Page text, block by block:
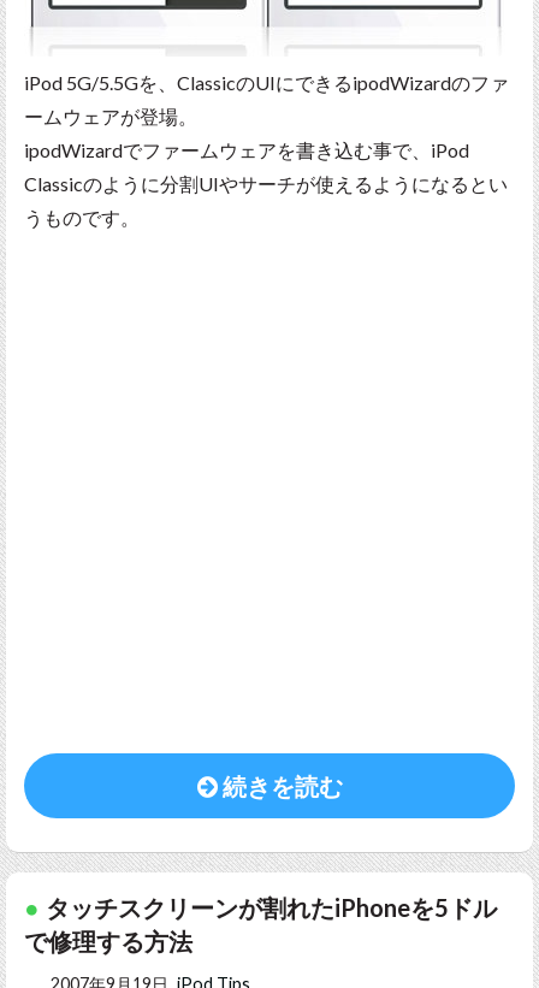
iPod 5G/5.5Gを、ClassicのUIにできるipodWizardのファ
ームウェアが登場。
ipodWizardでファームウェアを書き込む事で、iPod
Classicのように分割UIやサーチが使えるようになるとい
うものです。
続きを読む
タッチスクリーンが割れたiPhoneを5ドル
で修理する方法
2007年9月19日 iPod Tips